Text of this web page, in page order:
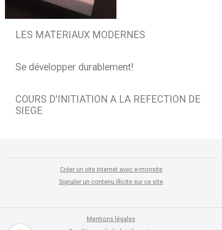
LES MATERIAUX MODERNES
Se développer durablement!
COURS D'INITIATION A LA REFECTION DE
SIEGE
Créer un site internet avec e-monsite
Signaler un contenu illicite sur ce site
Mentions légales